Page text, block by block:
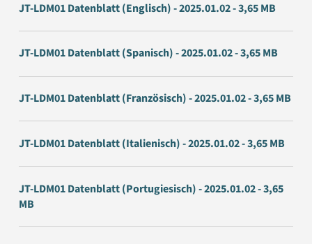
JT-LDM01 Datenblatt (Englisch) - 2025.01.02 - 3,65 MB
JT-LDM01 Datenblatt (Spanisch) - 2025.01.02 - 3,65 MB
JT-LDM01 Datenblatt (Französisch) - 2025.01.02 - 3,65 MB
JT-LDM01 Datenblatt (Italienisch) - 2025.01.02 - 3,65 MB
JT-LDM01 Datenblatt (Portugiesisch) - 2025.01.02 - 3,65
MB